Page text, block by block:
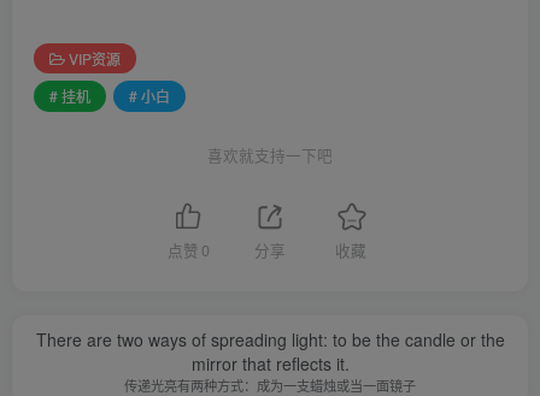
VIP资源
# 挂机
# 小白
喜欢就支持一下吧
点赞 0 分享 收藏
There are two ways of spreading light: to be the candle or the
mirror that reflects it.
传递光亮有两种方式：成为一支蜡烛或当一面镜子